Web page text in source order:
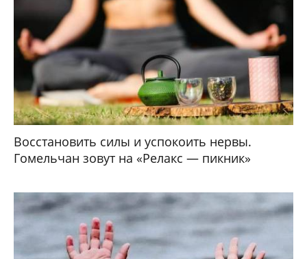
Восстановить силы и успокоить нервы.
Гомельчан зовут на «Релакс — пикник»